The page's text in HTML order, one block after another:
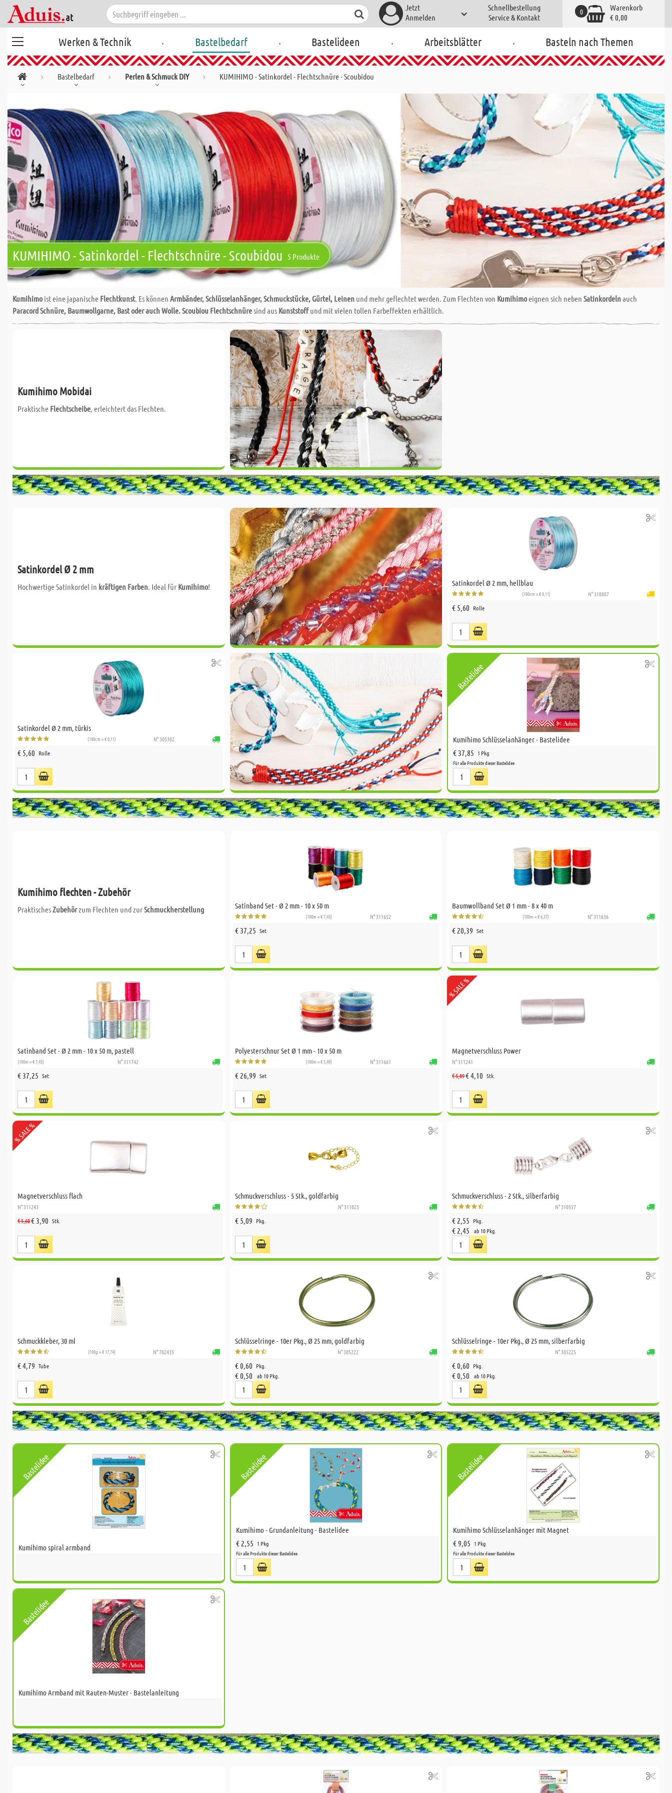
Jetzt
Anmelden
Schnellbestellung
Service & Kontakt
Warenkorb
€ 0,00
0
Werken & Technik . Bastelbedarf . Bastelideen . Arbeitsblätter . Basteln nach Themen
Bastelbedarf Perlen & Schmuck DIY KUMIHIMO - Satinkordel - Flechtschnüre - Scoubidou
KUMIHIMO - Satinkordel - Flechtschnüre - Scoubidou 5 Produkte
Kumihimoist eine japanische Flechtkunst. Es können Armbänder, Schlüsselanhänger, Schmuckstücke, Gürtel, Leinen und mehr geflechtet werden. Zum Flechten von Kumihimoeignen sich neben Satinkordelnauch
Paracord Schnüre, Baumwollgarne, Bast oder auch Wolle.Scoubiou Flechtschnüresind aus Kunststoffund mit vielen tollen Farbeffekten erhältlich.
Kumihimo Mobidai
Praktische Flechtscheibe, erleichtert das Flechten.
Satinkordel Ø 2 mm
Hochwertige Satinkordel in kräftigen Farben . Ideal für Kumihimo! Satinkordel Ø 2 mm, hellblau
(100cm = € 0,11) N° 310887
€ 5,60 Rolle
Satinkordel Ø 2 mm, türkis
(100cm = € 0,11) N° 305302
€ 5,60 Rolle
Kumihimo Schlüsselanhänger - Bastelidee
€ 37,85 1 Pkg
Für alle Produkte dieser Bastelidee
Bastelidee
Kumihimo flechten - Zubehör
PraktischesZubehörzum Flechten und zurSchmuckherstellung Satinband Set - Ø 2 mm - 10 x 50 m
(100m = € 7,45) N° 311652
€ 37,25 Set
Baumwollband Set Ø 1 mm - 8 x 40 m
(100m = € 6,37) N° 311636
€ 20,39 Set
Satinband Set - Ø 2 mm - 10 x 50 m, pastell
(100m = € 7,45) N° 311742
€ 37,25 Set
Polyesterschnur Set Ø 1 mm - 10 x 50 m
(100m = € 5,40) N° 311661
€ 26,99 Set
Magnetverschluss Power
N° 311241
€ 5,89€ 4,10 Stk.
% SALE %
Magnetverschluss flach
N° 311243
€ 5,60€ 3,90 Stk.
% SALE %
Schmuckverschluss - 5 Stk., goldfarbig
N° 311025
€ 5,09 Pkg.
Schmuckverschluss - 2 Stk., silberfarbig
N° 310557
€ 2,55 Pkg.
€ 2,45 ab 10 Pkg.
Schmuckkleber, 30 ml
(100g = € 17,74) N° 702435
€ 4,79 Tube
Schlüsselringe - 10er Pkg., Ø 25 mm, goldfarbig
N° 305222
€ 0,60 Pkg.
€ 0,50 ab 10 Pkg.
Schlüsselringe - 10er Pkg., Ø 25 mm, silberfarbig
N° 305225
€ 0,60 Pkg.
€ 0,50 ab 10 Pkg.
Kumihimo spiral armband
Bastelidee
Kumihimo - Grundanleitung - Bastelidee
€ 2,55 1 Pkg
Für alle Produkte dieser Bastelidee
Bastelidee
Kumihimo Schlüsselanhänger mit Magnet
€ 9,05 1 Pkg
Für alle Produkte dieser Bastelidee
Bastelidee
Kumihimo Armband mit Rauten-Muster - Bastelanleitung
Bastelidee